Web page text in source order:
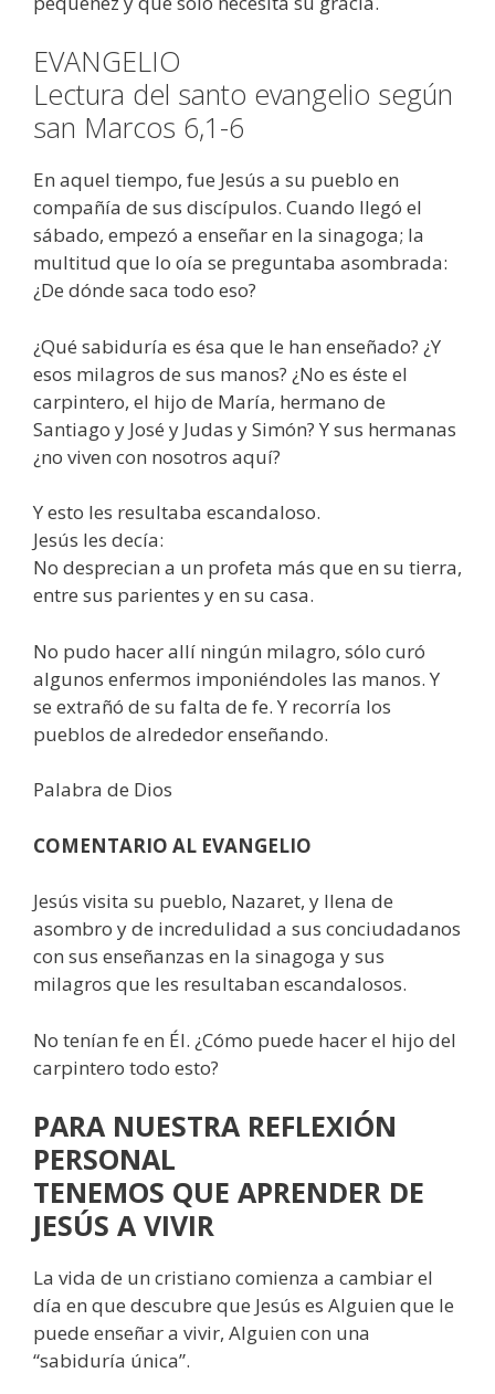
EVANGELIO
Lectura del santo evangelio según
san Marcos 6,1-6
En aquel tiempo, fue Jesús a su pueblo en
compañía de sus discípulos. Cuando llegó el
sábado, empezó a enseñar en la sinagoga; la
multitud que lo oía se preguntaba asombrada:
¿De dónde saca todo eso?
¿Qué sabiduría es ésa que le han enseñado? ¿Y
esos milagros de sus manos? ¿No es éste el
carpintero, el hijo de María, hermano de
Santiago y José y Judas y Simón? Y sus hermanas
¿no viven con nosotros aquí?
Y esto les resultaba escandaloso.
Jesús les decía:
No desprecian a un profeta más que en su tierra,
entre sus parientes y en su casa.
No pudo hacer allí ningún milagro, sólo curó
algunos enfermos imponiéndoles las manos. Y
se extrañó de su falta de fe. Y recorría los
pueblos de alrededor enseñando.
Palabra de Dios
COMENTARIO AL EVANGELIO
Jesús visita su pueblo, Nazaret, y llena de
asombro y de incredulidad a sus conciudadanos
con sus enseñanzas en la sinagoga y sus
milagros que les resultaban escandalosos.
No tenían fe en Él. ¿Cómo puede hacer el hijo del
carpintero todo esto?
PARA NUESTRA REFLEXIÓN
PERSONAL
TENEMOS QUE APRENDER DE
JESÚS A VIVIR
La vida de un cristiano comienza a cambiar el
día en que descubre que Jesús es Alguien que le
puede enseñar a vivir, Alguien con una
“sabiduría única”.